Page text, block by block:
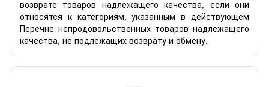
возврате товаров надлежащего качества, если они
относятся к категориям, указанным в действующем
Перечне непродовольственных товаров надлежащего
качества, не подлежащих возврату и обмену.